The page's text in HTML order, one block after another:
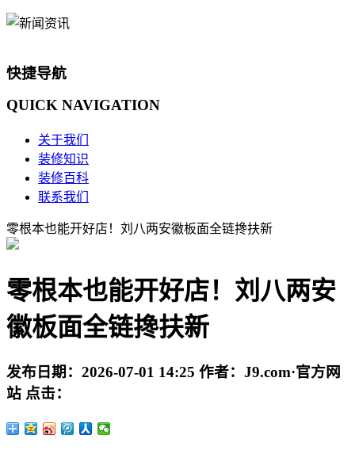
快捷导航
QUICK NAVIGATION
关于我们
装修知识
装修百科
联系我们
零根本也能开好店！刘八两安徽板面全链搀扶新
零根本也能开好店！刘八两安
徽板面全链搀扶新
发布日期： 2026-07-01 14:25 作者： J9.com·官方网
站 点击：